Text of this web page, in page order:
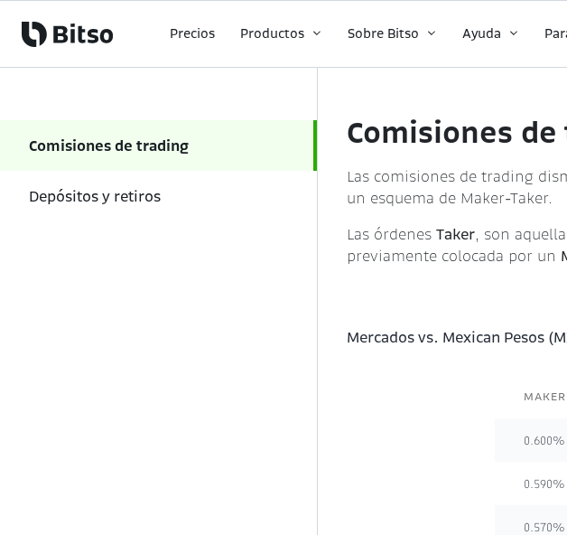
Precios Productos Sobre Bitso Ayuda
Comisiones de trading
Depósitos y retiros
Comisiones
Las comisiones de trading
un esquema de Maker-Taker.
Las órdenes Taker, son
previamente colocada por un
Mercados vs. Mexican Pesos
0.600%
0.590%
0.570%